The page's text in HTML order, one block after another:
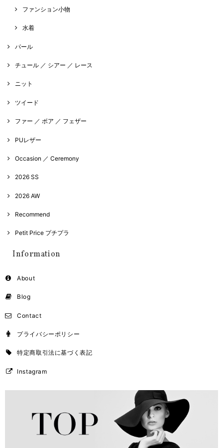
ファンション小物
水着
パール
チュール ／ シアー ／ レース
ニット
ツイード
ファー ／ ボア ／ フェザー
PUレザー
Occasion ／ Ceremony
2026 SS
2026 AW
Recommend
Petit Price プチプラ
Information
About
Blog
Contact
プライバシーポリシー
特定商取引法に基づく表記
Instagram